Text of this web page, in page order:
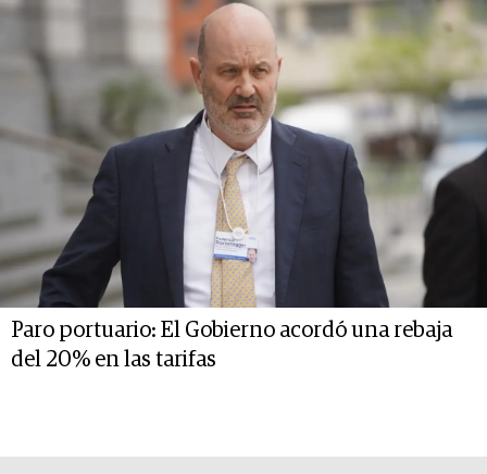
Paro portuario: El Gobierno acordó una rebaja
del 20% en las tarifas